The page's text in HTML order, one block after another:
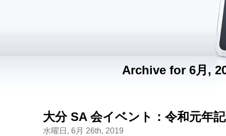
Archive for 6月,
大分 SA 会イベント：令和元年
水曜日, 6月 26th, 2019